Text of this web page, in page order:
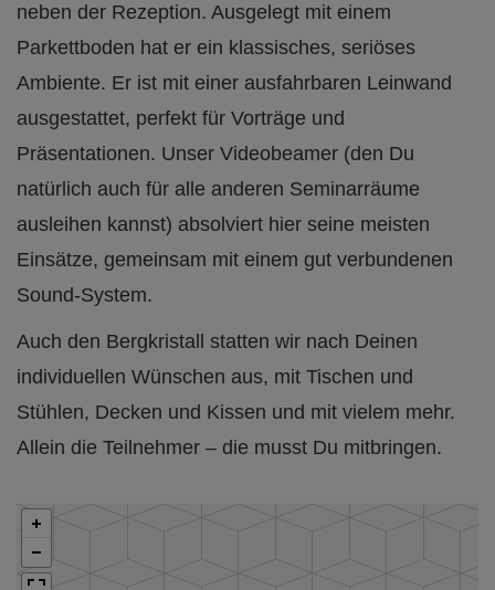
neben der Rezeption. Ausgelegt mit einem
Parkettboden hat er ein klassisches, seriöses
Ambiente. Er ist mit einer ausfahrbaren Leinwand
ausgestattet, perfekt für Vorträge und
Präsentationen. Unser Videobeamer (den Du
natürlich auch für alle anderen Seminarräume
ausleihen kannst) absolviert hier seine meisten
Einsätze, gemeinsam mit einem gut verbundenen
Sound-System.
Auch den Bergkristall statten wir nach Deinen
individuellen Wünschen aus, mit Tischen und
Stühlen, Decken und Kissen und mit vielem mehr.
Allein die Teilnehmer – die musst Du mitbringen.